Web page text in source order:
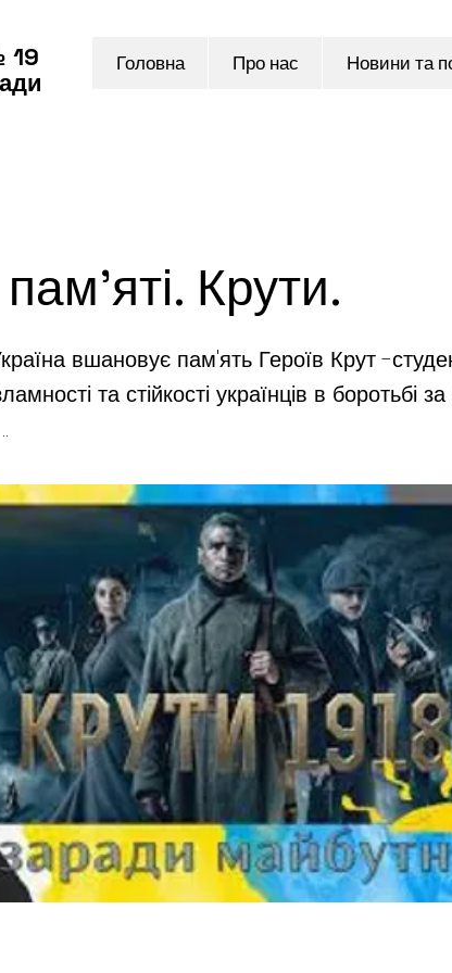
Головна Про нас Новини та
19
Крути.
вшановує пам'ять Героїв Крут -
та стійкості українців в боротьбі